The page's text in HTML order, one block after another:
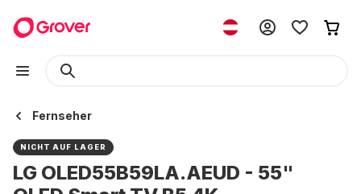
Fernseher
NICHT AUF LAGER
LG OLED55B59LA.AEUD - 55"